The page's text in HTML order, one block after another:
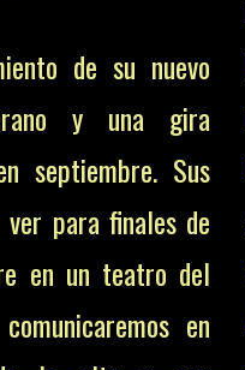
de su nuevo
y una gira
septiembre. Sus
para finales de
en un teatro del
en